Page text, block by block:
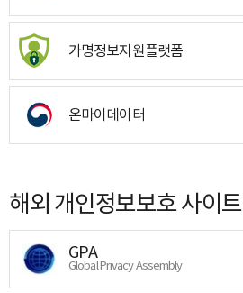
가명정보지원플랫폼
온마이데이터
해외 개인정보보호 사이트
GPA
Global Privacy Assembly